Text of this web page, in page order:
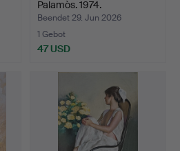
Palamòs. 1974.
Beendet 29. Jun 2026
1 Gebot
47 USD